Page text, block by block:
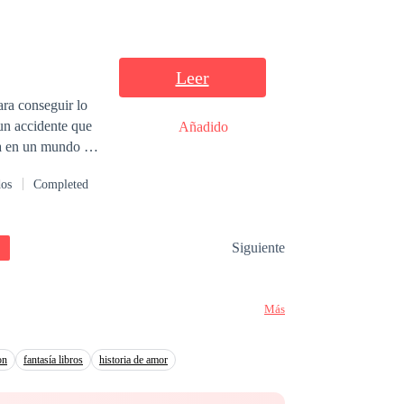
conseguir lo
en un mundo de
le promete,
sus
Completed
Leer
Añadido
Siguiente
Más
fantasía libros historia de amor